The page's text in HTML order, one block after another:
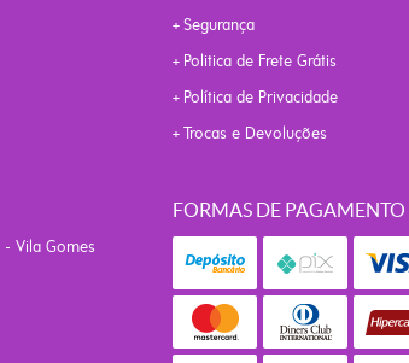
Segurança
Politica de Frete Grátis
Política de Privacidade
Trocas e Devoluções
- Vila Gomes
FORMAS DE PAGAMENTO